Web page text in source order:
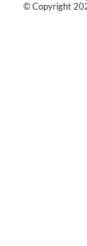
© Copyright